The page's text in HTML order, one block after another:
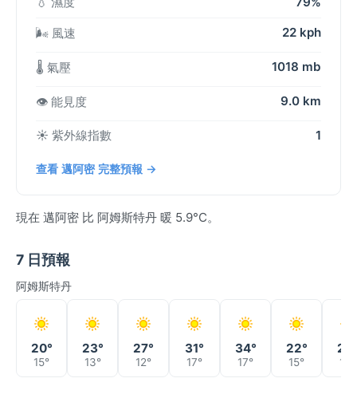
🌬️ 風速 22 kph
🌡️ 氣壓 1018 mb
👁️ 能見度 9.0 km
☀️ 紫外線指數 1
查看 邁阿密 完整預報 →
現在 邁阿密 比 阿姆斯特丹 暖 5.9°C。
7 日預報
阿姆斯特丹
20°
15°
23°
13°
27°
12°
31°
17°
34°
17°
22°
15° 12°